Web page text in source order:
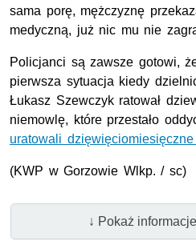
sama porę, mężczyznę
medyczną, już nic mu nie
Policjanci są zawsze gotowi,
pierwsza sytuacja kiedy
Łukasz Szewczyk ratował
niemowlę, które przestało
uratowali
(KWP w Gorzowie Wlkp. / sc)
↓ Pokaż